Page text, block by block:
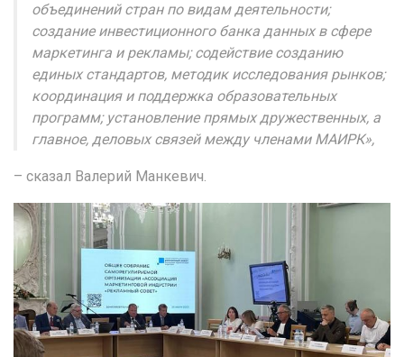
объединений стран по видам деятельности;
создание инвестиционного банка данных в сфере
маркетинга и рекламы; содействие созданию
единых стандартов, методик исследования рынков;
координация и поддержка образовательных
программ; установление прямых дружественных, а
главное, деловых связей между членами МАИРК»,
– сказал Валерий Манкевич.